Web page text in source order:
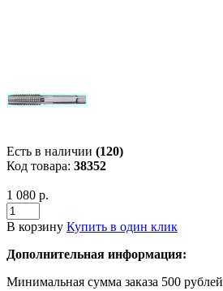
Есть в наличии (120)
Код товара: 38352
1 080 р.
В корзину Купить в один клик
Дополнительная информация:
Минимальная сумма заказа 500 рублей